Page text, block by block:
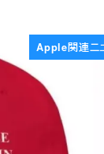
Apple関連ニ